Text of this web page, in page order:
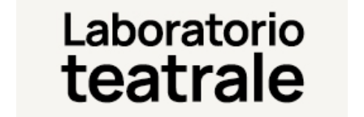
Laboratorio Teatrale
Laboratorio di teatro del Teatro Eduardo de Filippo
Continua